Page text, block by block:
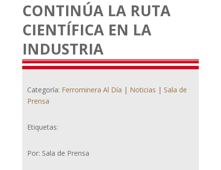
CONTINÚA LA RUTA
CIENTÍFICA EN LA
INDUSTRIA
Categoría: Ferrominera Al Día | Noticias | Sala de
Prensa
Etiquetas:
Por: Sala de Prensa